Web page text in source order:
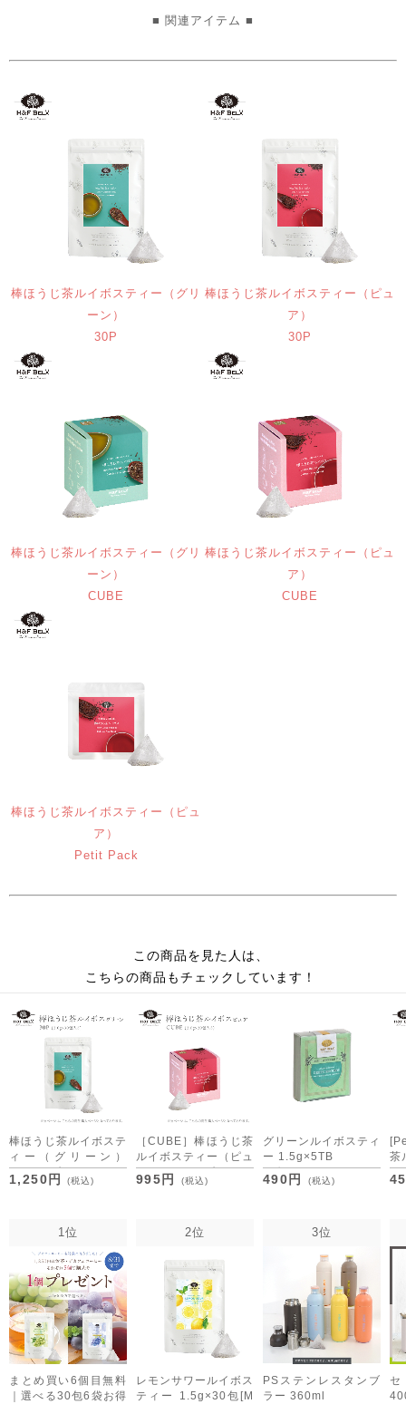
■ 関連アイテム ■
棒ほうじ茶ルイボスティー（グリ
ーン）
30P
棒ほうじ茶ルイボスティー（ピュ
ア）
30P
棒ほうじ茶ルイボスティー（グリ
ーン）
CUBE
棒ほうじ茶ルイボスティー（ピュ
ア）
CUBE
棒ほうじ茶ルイボスティー（ピュ
ア）
Petit Pack
この商品を見た人は、
こちらの商品もチェックしています！
棒ほうじ茶ルイボステ
ィー（グリーン）
2.0g×30包
[M便 1/3]
1,250円 (税込)
［CUBE］棒ほうじ茶
ルイボスティー（ピュ
ア） 2.0g×20包
995円 (税込)
グリーンルイボスティ
ー 1.5g×5TB
[M便 1/15]
490円 (税込)
茶
ュ
1位
まとめ買い6個目無料
｜選べる30包6袋お得
2位
レモンサワールイボス
ティー 1.5g×30包 [M
3位
PSステンレスタンブ
ラー 360ml